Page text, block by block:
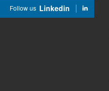
Linkedin
Follow us